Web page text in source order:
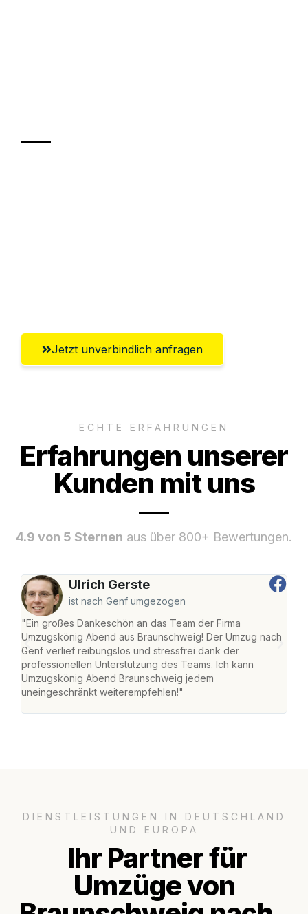
Jetzt unverbindlich anfragen
ECHTE ERFAHRUNGEN
Erfahrungen unserer
Kunden mit uns
4.9 von 5 Sternen aus über 800+ Bewertungen.
Ulrich Gerste
ist nach Genf umgezogen
"Ein großes Dankeschön an das Team der Firma
Umzugskönig Abend aus Braunschweig! Der Umzug nach
Genf verlief reibungslos und stressfrei dank der
professionellen Unterstützung des Teams. Ich kann
Umzugskönig Abend Braunschweig jedem
uneingeschränkt weiterempfehlen!"
DIENSTLEISTUNGEN IN DEUTSCHLAND
UND EUROPA
Ihr Partner für
Umzüge von